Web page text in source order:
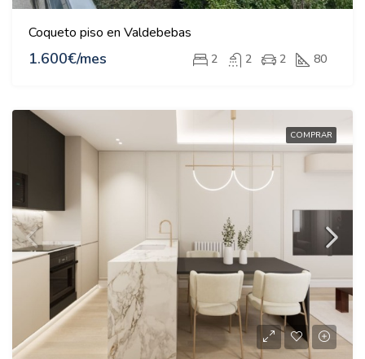
Coqueto piso en Valdebebas
1.600€/mes 2 2 2 80
COMPRAR